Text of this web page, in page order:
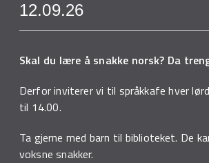
12.09.26
Skal du lære å snakke norsk? Da
Derfor inviterer vi til språkkafe hver
til 14.00.
Ta gjerne med barn til biblioteket. De
voksne snakker.